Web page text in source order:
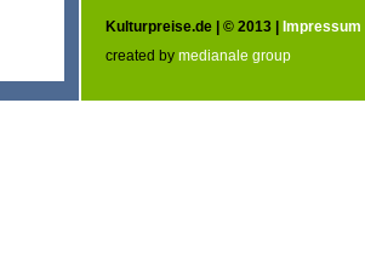
Kulturpreise.de | © 2013 | Impressum
created by medianale group